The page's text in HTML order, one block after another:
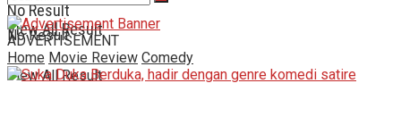
No Result
View All Result
No Result
View All Result
ADVERTISEMENT
Home Movie Review Comedy